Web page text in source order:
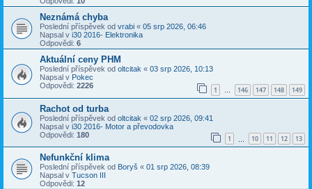
Neznámá chyba
Poslední příspěvek od vrabi « 05 srp 2026, 06:46
Napsal v i30 2016- Elektronika
Odpovědi: 6
Aktuální ceny PHM
Poslední příspěvek od oltcitak « 03 srp 2026, 10:13
Napsal v Pokec
Odpovědi: 2226 1 … 146 147 148 149
Rachot od turba
Poslední příspěvek od oltcitak « 02 srp 2026, 09:41
Napsal v i30 2016- Motor a převodovka
Odpovědi: 180 1 10 11 12 13
Nefunkční klima
Poslední příspěvek od Boryš « 01 srp 2026, 08:39
Napsal v Tucson III
Odpovědi: 12